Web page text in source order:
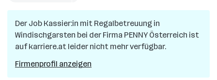
Der Job Kassier:in mit Regalbetreuung in
Windischgarsten bei der Firma PENNY Österreich ist
auf karriere.at leider nicht mehr verfügbar.
Firmenprofil anzeigen